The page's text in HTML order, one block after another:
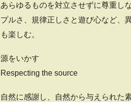
あらゆるものを対立させずに尊重し
プルさ、規律正しさと遊び心など、
も楽しむ。
源をいかす
Respecting the source
自然に感謝し、自然から与えられた